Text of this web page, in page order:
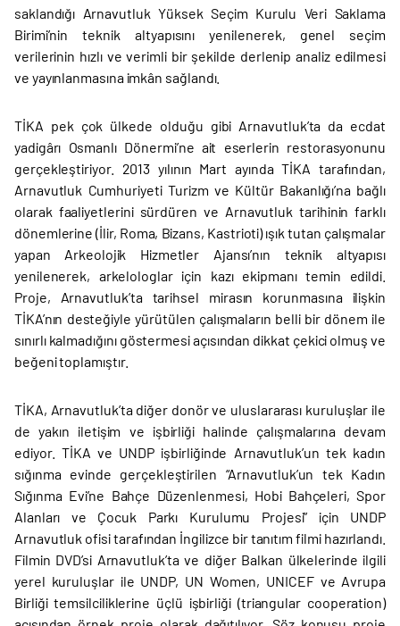
saklandığı Arnavutluk Yüksek Seçim Kurulu Veri Saklama
Birimi’nin teknik altyapısını yenilenerek, genel seçim
verilerinin hızlı ve verimli bir şekilde derlenip analiz edilmesi
ve yayınlanmasına imkân sağlandı.
TİKA pek çok ülkede olduğu gibi Arnavutluk’ta da ecdat
yadigârı Osmanlı Dönermi’ne ait eserlerin restorasyonunu
gerçekleştiriyor. 2013 yılının Mart ayında TİKA tarafından,
Arnavutluk Cumhuriyeti Turizm ve Kültür Bakanlığı’na bağlı
olarak faaliyetlerini sürdüren ve Arnavutluk tarihinin farklı
dönemlerine (İlir, Roma, Bizans, Kastrioti) ışık tutan çalışmalar
yapan Arkeolojik Hizmetler Ajansı’nın teknik altyapısı
yenilenerek, arkelologlar için kazı ekipmanı temin edildi.
Proje, Arnavutluk’ta tarihsel mirasın korunmasına ilişkin
TİKA’nın desteğiyle yürütülen çalışmaların belli bir dönem ile
sınırlı kalmadığını göstermesi açısından dikkat çekici olmuş ve
beğeni toplamıştır.
TİKA, Arnavutluk’ta diğer donör ve uluslararası kuruluşlar ile
de yakın iletişim ve işbirliği halinde çalışmalarına devam
ediyor. TİKA ve UNDP işbirliğinde Arnavutluk’un tek kadın
sığınma evinde gerçekleştirilen “Arnavutluk’un tek Kadın
Sığınma Evi’ne Bahçe Düzenlenmesi, Hobi Bahçeleri, Spor
Alanları ve Çocuk Parkı Kurulumu Projesi” için UNDP
Arnavutluk ofisi tarafından İngilizce bir tanıtım filmi hazırlandı.
Filmin DVD’si Arnavutluk’ta ve diğer Balkan ülkelerinde ilgili
yerel kuruluşlar ile UNDP, UN Women, UNICEF ve Avrupa
Birliği temsilciliklerine üçlü işbirliği (triangular cooperation)